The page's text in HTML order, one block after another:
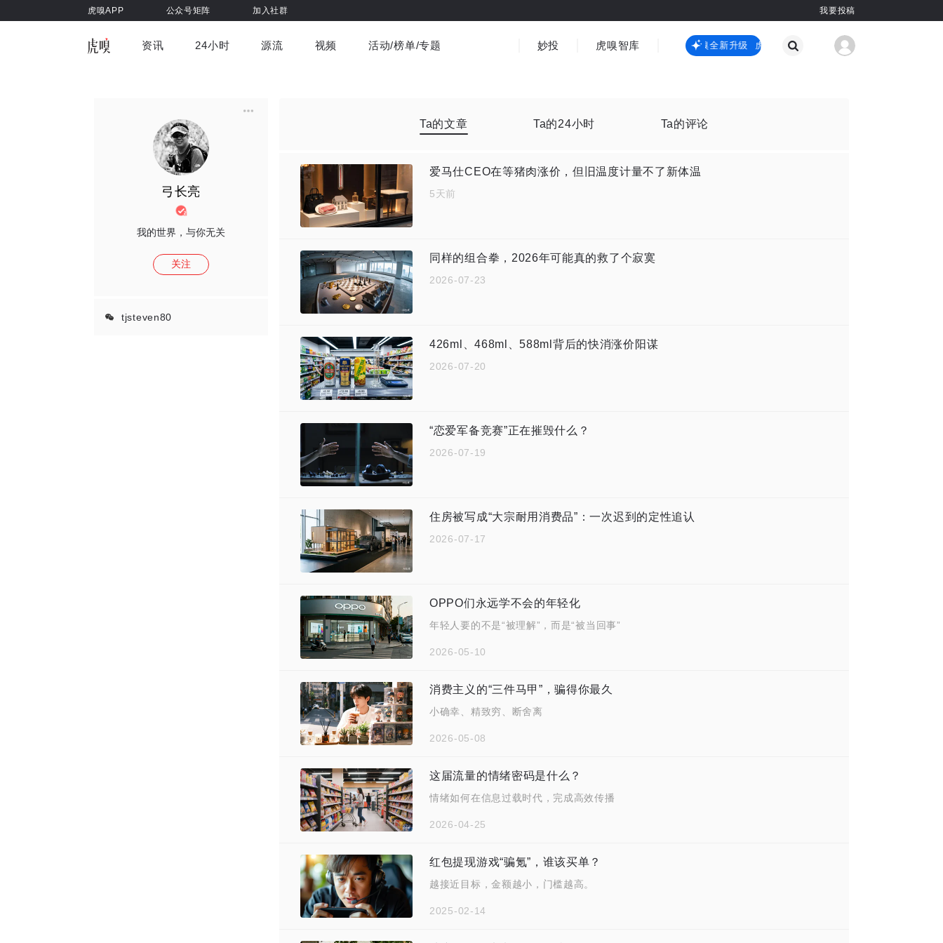
虎嗅APP 公众号矩阵 加入社群 我要投稿
资讯 24小时 源流 视频 活动/榜单/专题 妙投 虎嗅智库 虎嗅嗅全新升级 虎嗅嗅全新升级
弓长亮
我的世界，与你无关
关注
tjsteven80
Ta的文章 Ta的24小时 Ta的评论
爱马仕CEO在等猪肉涨价，但旧温度计量不了新体温
5天前
同样的组合拳，2026年可能真的救了个寂寞
2026-07-23
426ml、468ml、588ml背后的快消涨价阳谋
2026-07-20
“恋爱军备竞赛”正在摧毁什么？
2026-07-19
住房被写成“大宗耐用消费品”：一次迟到的定性追认
2026-07-17
OPPO们永远学不会的年轻化
年轻人要的不是“被理解”，而是“被当回事”
2026-05-10
消费主义的“三件马甲”，骗得你最久
小确幸、精致穷、断舍离
2026-05-08
这届流量的情绪密码是什么？
情绪如何在信息过载时代，完成高效传播
2026-04-25
红包提现游戏“骗氪”，谁该买单？
越接近目标，金额越小，门槛越高。
2025-02-14